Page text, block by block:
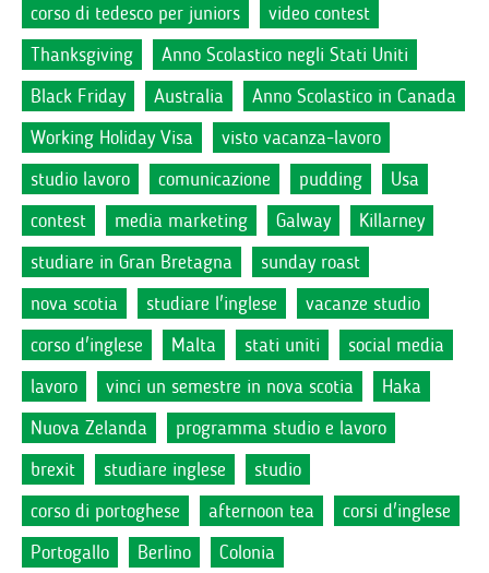
corso di tedesco per juniors
video contest
Thanksgiving
Anno Scolastico negli Stati Uniti
Black Friday
Australia
Anno Scolastico in Canada
Working Holiday Visa
visto vacanza-lavoro
studio lavoro
comunicazione pudding
Usa
contest
media marketing Galway
Killarney
studiare in Gran Bretagna
sunday roast
nova scotia
studiare l'inglese
vacanze studio
corso d'inglese
Malta stati uniti
social media
lavoro
vinci un semestre in nova scotia
Haka
Nuova Zelanda
programma studio e lavoro
brexit
studiare inglese
studio
corso di portoghese
afternoon tea
corsi d'inglese
Portogallo
Berlino Colonia